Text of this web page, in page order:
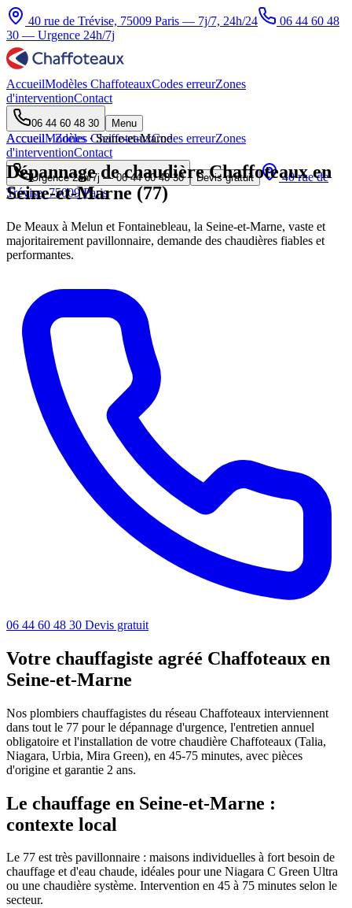
40 rue de Trévise, 75009 Paris — 7j/7, 24h/24
06 44 60 48
30 — Urgence 24h/7j
AccueilModèles ChaffoteauxCodes erreurZones
d'interventionContact
06 44 60 48 30 Menu
AccueilModèles ChaffoteauxCodes erreurZones
d'interventionContact
Urgence 24h/7j —06 44 60 48 30 Devis gratuit
40 rue de
Trévise, 75009 Paris
Accueil·Zones·Seine-et-Marne
Dépannage de chaudière Chaffoteaux en
Seine-et-Marne (77)
De Meaux à Melun et Fontainebleau, la Seine-et-Marne, vaste et
majoritairement pavillonnaire, demande des chaudières fiables et
performantes.
06 44 60 48 30 Devis gratuit
Votre chauffagiste agréé Chaffoteaux en
Seine-et-Marne
Nos plombiers chauffagistes du réseau Chaffoteaux interviennent
dans tout le 77 pour le dépannage d'urgence, l'entretien annuel
obligatoire et l'installation de votre chaudière Chaffoteaux (Talia,
Niagara, Urbia, Mira Green), en 45-75 minutes, avec pièces
d'origine et garantie 2 ans.
Le chauffage en Seine-et-Marne :
contexte local
Le 77 est très pavillonnaire : maisons individuelles à fort besoin de
chauffage et d'eau chaude, idéales pour une Niagara C Green Ultra
ou une chaudière système. Intervention en 45 à 75 minutes selon le
secteur.